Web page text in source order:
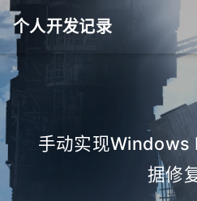
个人开发记录
手动实现Windows
据修